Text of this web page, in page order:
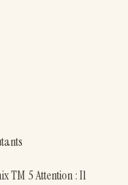
TM 5 Attention : Il